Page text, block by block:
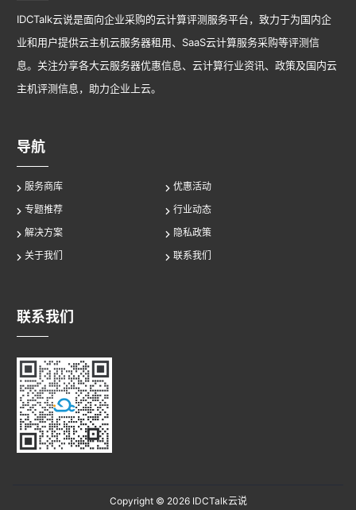
IDCTalk云说是面向企业采购的云计算评测服务平台，致力于为国内企
业和用户提供云主机云服务器租用、SaaS云计算服务采购等评测信
息。关注分享各大云服务器优惠信息、云计算行业资讯、政策及国内云
主机评测信息，助力企业上云。
导航
服务商库
优惠活动
专题推荐
行业动态
解决方案
隐私政策
关于我们
联系我们
联系我们
Copyright © 2026IDCTalk云说